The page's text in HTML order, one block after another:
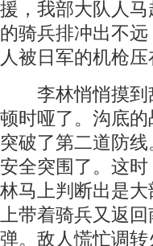
援，我部大队人
的骑兵排冲出不
人被日军的机枪压
李林悄悄摸到
顿时哑了。沟底
突破了第二道防
安全突围了。这
林马上判断出是
上带着骑兵又返
弹。敌人慌忙调